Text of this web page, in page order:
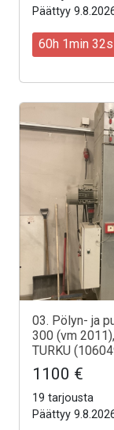
Päättyy
60h 1min 30s
03. Pölyn- ja
300 (vm
TURKU
1100 €
19 tarjousta
Päättyy